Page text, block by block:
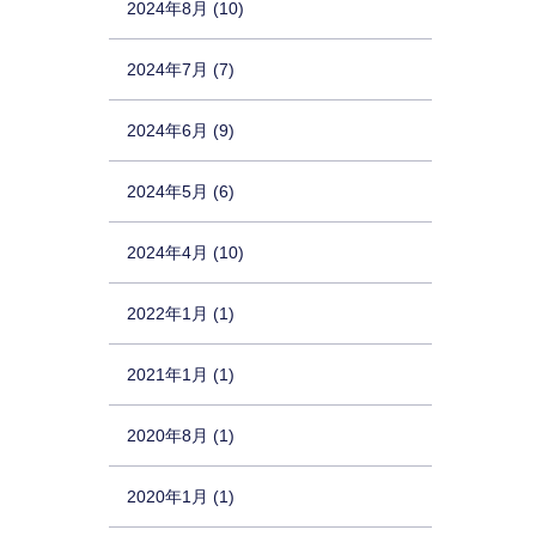
2024年8月 (10)
2024年7月 (7)
2024年6月 (9)
2024年5月 (6)
2024年4月 (10)
2022年1月 (1)
2021年1月 (1)
2020年8月 (1)
2020年1月 (1)